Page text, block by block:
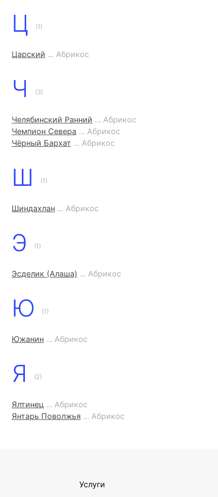
Ц (1)
Царский ... Абрикос
Ч (3)
Челябинский Ранний ... Абрикос
Чемпион Севера ... Абрикос
Чёрный Бархат ... Абрикос
Ш (1)
Шиндахлан ... Абрикос
Э (1)
Эсделик (Алаша) ... Абрикос
Ю (1)
Южанин ... Абрикос
Я (2)
Ялтинец ... Абрикос
Янтарь Поволжья ... Абрикос
Услуги